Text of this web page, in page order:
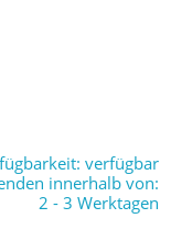
verfügbar
innerhalb von:
2 - 3 Werktagen